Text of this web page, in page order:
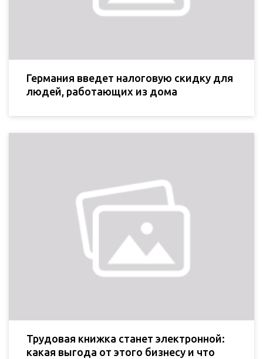
Германия введет налоговую скидку для
людей, работающих из дома
Трудовая книжка станет электронной:
какая выгода от этого бизнесу и что